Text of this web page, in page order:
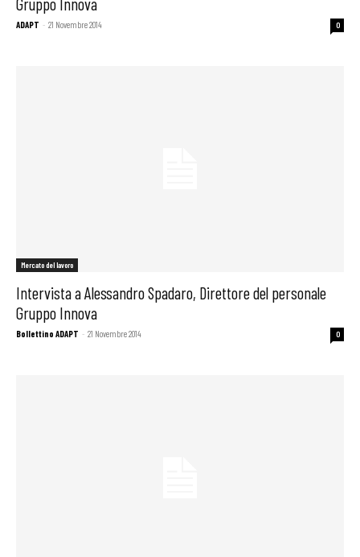
ADAPT - 21 Novembre 2014 0
Mercato del lavoro
Intervista a Alessandro Spadaro, Direttore del personale
Gruppo Innova
Bollettino ADAPT - 21 Novembre 2014 0